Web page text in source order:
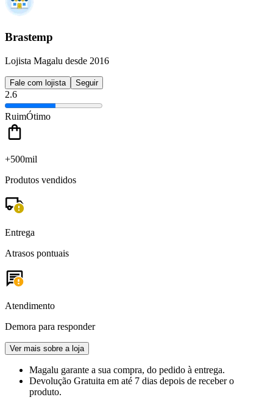
Brastemp
Lojista Magalu desde 2016
Fale com lojista Seguir
2.6
RuimÓtimo
+500mil
Produtos vendidos
Entrega
Atrasos pontuais
Atendimento
Demora para responder
Ver mais sobre a loja
Magalu garante a sua compra, do pedido à entrega.
Devolução Gratuita em até 7 dias depois de receber o
produto.